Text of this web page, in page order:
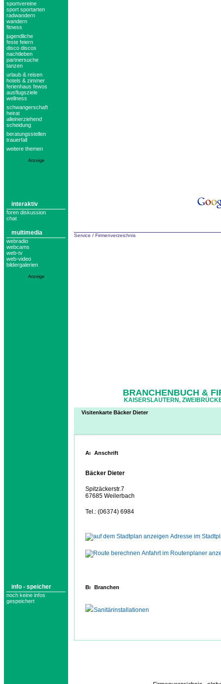
sportvereine
sport sportarten
radwandern
wandern
fitness
jugendliche
feste feiern
disco discos
nachtleben
partnersuche
tanzen
urlaub & reisen
hotels & zimmer
ferienhaus fewos
ausflugsziele
wellness
schwangerschaft
heirat
alleinerziehend
scheidung
beratungsstellen
trauerfall
weitere themen
Anzeige
interaktiv
foren diskussion
chat
multimedia
webradio
webcams
web-tv
web-video
bildergalerien
Anzeige
info - speicher
noch keine infos
gespeichert
Service / Firmenverzeichnis
BRANCHENBUCH &
KAISERSLAUTERN,
Visitenkarte Bäcker Dieter
Anschrift
Bäcker Dieter
Spitzäckerstr.7
67685 Weilerbach
Tel.: (06374) 6984
Adresse im
Anfahrt im Routenplaner
Branchen
Sanitärinstallationen